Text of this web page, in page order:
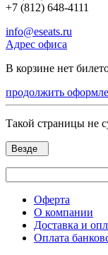
+7 (812) 648-4111
info@eseats.ru
Адрес офиса
В корзине нет
продолжить
Такой страницы не
Везде
Оферта
О компании
Доставка и
Оплата